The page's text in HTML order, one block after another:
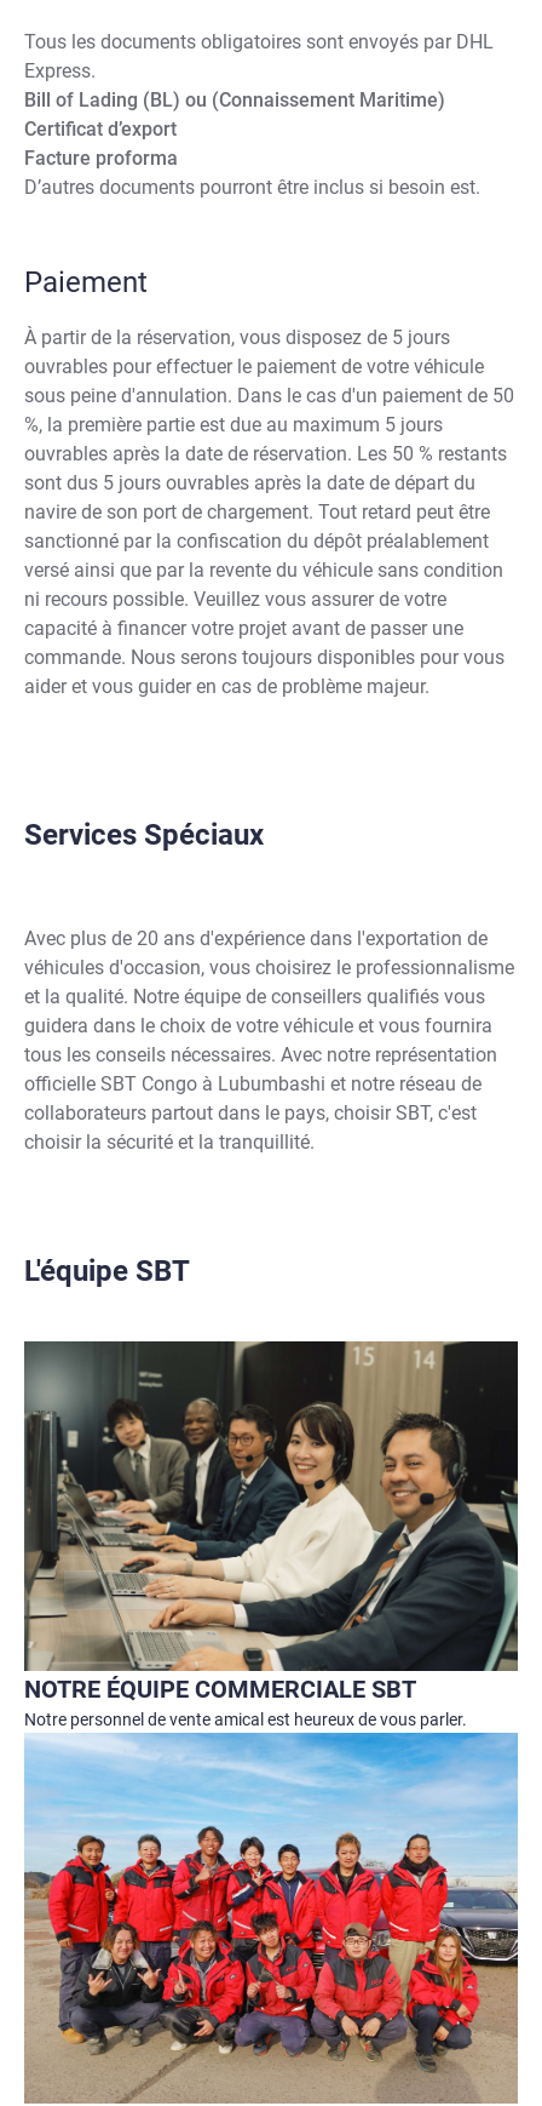
Tous les documents obligatoires sont envoyés par DHL
Express.
Bill of Lading (BL) ou (Connaissement Maritime)
Certificat d’export
Facture proforma
D’autres documents pourront être inclus si besoin est.
Paiement
À partir de la réservation, vous disposez de 5 jours
ouvrables pour effectuer le paiement de votre véhicule
sous peine d'annulation. Dans le cas d'un paiement de 50
%, la première partie est due au maximum 5 jours
ouvrables après la date de réservation. Les 50 % restants
sont dus 5 jours ouvrables après la date de départ du
navire de son port de chargement. Tout retard peut être
sanctionné par la confiscation du dépôt préalablement
versé ainsi que par la revente du véhicule sans condition
ni recours possible. Veuillez vous assurer de votre
capacité à financer votre projet avant de passer une
commande. Nous serons toujours disponibles pour vous
aider et vous guider en cas de problème majeur.
Services Spéciaux
Avec plus de 20 ans d'expérience dans l'exportation de
véhicules d'occasion, vous choisirez le professionnalisme
et la qualité. Notre équipe de conseillers qualifiés vous
guidera dans le choix de votre véhicule et vous fournira
tous les conseils nécessaires. Avec notre représentation
officielle SBT Congo à Lubumbashi et notre réseau de
collaborateurs partout dans le pays, choisir SBT, c'est
choisir la sécurité et la tranquillité.
L'équipe SBT
NOTRE ÉQUIPE COMMERCIALE SBT
Notre personnel de vente amical est heureux de vous parler.